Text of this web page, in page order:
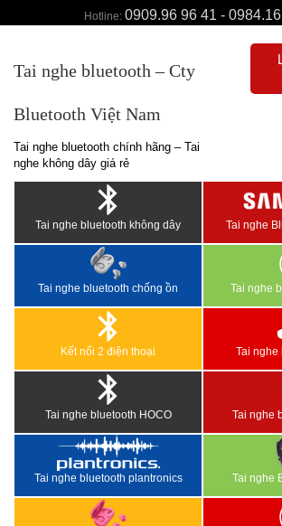
Hotline: 0909.96 96 41 -
Tai nghe bluetooth – Cty
Bluetooth Việt Nam
Tai nghe bluetooth chính hãng – Tai
nghe không dây giá rẻ
Tai nghe bluetooth không dây Tai nghe
Tai nghe bluetooth chống ồn Tai nghe
Kết nối 2 điện thoại Tai nghe
Tai nghe bluetooth HOCO Tai nghe
Tai nghe bluetooth plantronics Tai nghe